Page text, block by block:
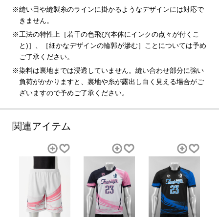
縫い目や縫製糸のラインに掛かるようなデザインには対応で
きません。
工法の特性上［若干の色飛び(本体にインクの点々が付くこ
と)］、［細かなデザインの輪郭が滲む］ことについては予め
ご了承ください。
染料は裏地までは浸透していません。縫い合わせ部分に強い
負荷がかかりますと、裏地や糸が露出し白く見える場合がご
ざいますので予めご了承ください。
関連アイテム